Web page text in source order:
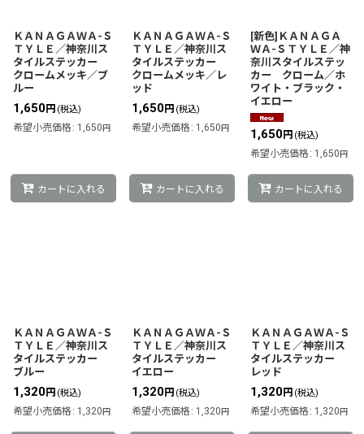
ＫＡＮＡＧＡＷＡ-Ｓ
ＴＹＬＥ／神奈川ス
タイルステッカー
クロームメッキ／ブ
ルー
1,650円 (税込)
希望小売価格 : 1,650円
カートに入れる
ＫＡＮＡＧＡＷＡ-Ｓ
ＴＹＬＥ／神奈川ス
タイルステッカー
クロームメッキ／レ
ッド
1,650円 (税込)
希望小売価格 : 1,650円
カートに入れる
[新色]ＫＡＮＡＧＡ
ＷＡ-ＳＴＹＬＥ／神
奈川スタイルステッ
カー クローム／ホ
ワイト・ブラック・
イエロー
1,650円 (税込)
希望小売価格 : 1,650円
カートに入れる
ＫＡＮＡＧＡＷＡ-Ｓ
ＴＹＬＥ／神奈川ス
タイルステッカー
ブルー
1,320円 (税込)
希望小売価格 : 1,320円
ＫＡＮＡＧＡＷＡ-Ｓ
ＴＹＬＥ／神奈川ス
タイルステッカー
イエロー
1,320円 (税込)
希望小売価格 : 1,320円
ＫＡＮＡＧＡＷＡ-Ｓ
ＴＹＬＥ／神奈川ス
タイルステッカー
レッド
1,320円 (税込)
希望小売価格 : 1,320円